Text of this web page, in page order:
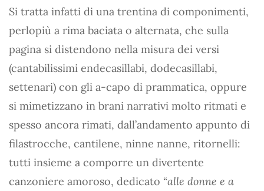
Si tratta infatti di una trentina di componimenti,
perlopiù a rima baciata o alternata, che sulla
pagina si distendono nella misura dei versi
(cantabilissimi endecasillabi, dodecasillabi,
settenari) con gli a-capo di prammatica, oppure
si mimetizzano in brani narrativi molto ritmati e
spesso ancora rimati, dall’andamento appunto di
filastrocche, cantilene, ninne nanne, ritornelli:
tutti insieme a comporre un divertente
canzoniere amoroso, dedicato “alle donne e a